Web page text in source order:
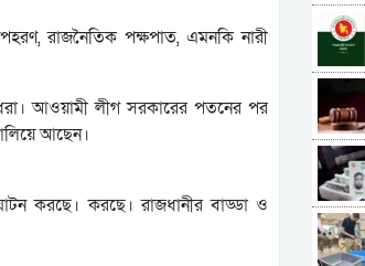
রাজনৈতিক পক্ষপাত, এমনকি নারী
আওয়ামী লীগ সরকারের পতনের পর
আছেন।
করছে। করছে। রাজধানীর বাড্ডা ও